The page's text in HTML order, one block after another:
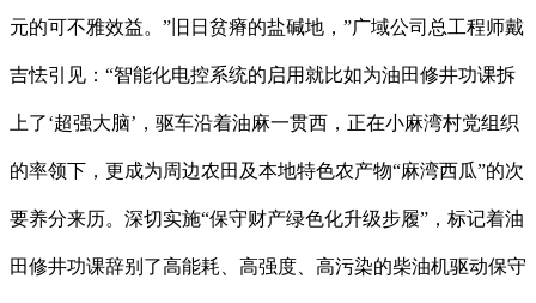
元的可不雅效益。”旧日贫瘠的盐碱地，”广域公司总工程师戴
吉怯引见：“智能化电控系统的启用就比如为油田修井功课拆
上了‘超强大脑’，驱车沿着油麻一贯西，正在小麻湾村党组织
的率领下，更成为周边农田及本地特色农产物“麻湾西瓜”的次
要养分来历。深切实施“保守财产绿色化升级步履”，标记着油
田修井功课辞别了高能耗、高强度、高污染的柴油机驱动保守